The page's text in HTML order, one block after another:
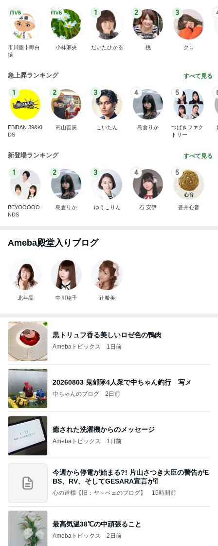
市川團十郎白
猿
小林麻央
1
だいたひかる
2
桃
3
クロ
急上昇ランキング すべて見る
1
EBiDAN 39&Ki
DS
2
高山善廣
3
こいたん
4
島倉りか
5
つばきファク
トリー
新登場ランキング すべて見る
1
BEYOOOOO
NDS
2
島倉りか
3
ゆうこりん
4
石 安伊
5
蒼井心音
Ameba殿堂入りブログ
北斗晶 中川翔子 辻希美
黒トリュフ香る美しいロゼ色の鴨肉
Amebaトピックス 1日前
20260803 鬼郁隊4人衆で中ちゃん釣行 写メ
中ちゃんのブログ 2日前
癒された洗濯機からのメッセージ
Amebaトピックス 1日前
今週から停電が始まる?! 片山さつき大臣の警告がE
BS、RV、そしてGESARA宣言が⁈
心の道標【旧：ヤ～ベェのブログ】 15時間前
最高気温38℃の中頑張ること
Amebaトピックス 2日前